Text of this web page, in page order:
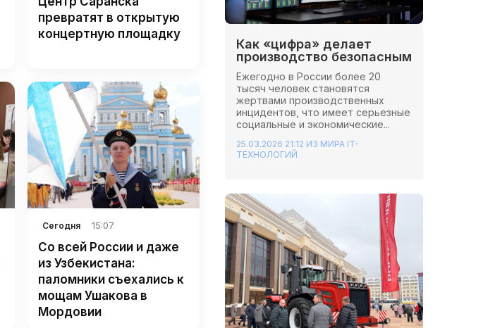
превратят в открытую
концертную площадку
Сегодня 15:07
Со всей России и даже
из Узбекистана:
паломники съехались к
мощам Ушакова в
Мордовии
Как «цифра» делает
производство безопасным
Ежегодно в России более 20
тысяч человек становятся
жертвами производственных
инцидентов, что имеет серьезные
социальные и экономические...
25.03.2026 21:12 ИЗ МИРА IT-
ТЕХНОЛОГИЙ